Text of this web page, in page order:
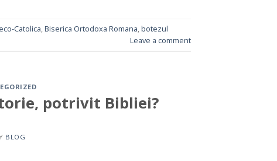
Catolica,Biserica Ortodoxa Romana,botezul
Leave a comment
potrivit Bibliei?
BLOG